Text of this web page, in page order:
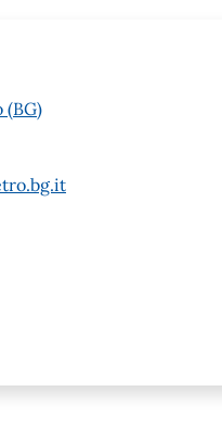
(BG)